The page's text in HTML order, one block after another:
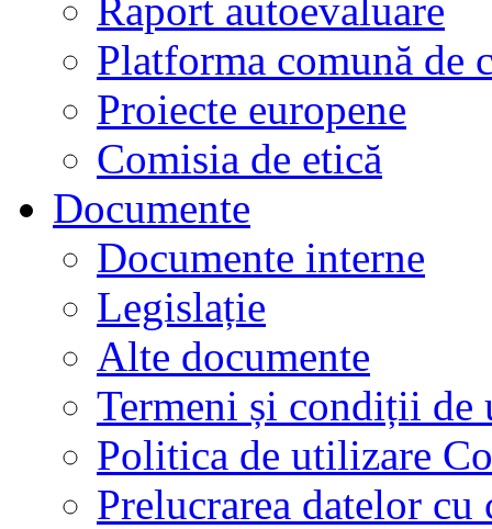
Raport autoevaluare
Platforma comună de
Proiecte europene
Comisia de etică
Documente
Documente interne
Legislație
Alte documente
Termeni și condiții de
Politica de utilizare
Prelucrarea datelor cu